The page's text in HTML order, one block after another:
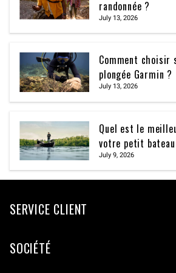
randonnée ?
July 13, 2026
Comment choisir
plongée Garmin ?
July 13, 2026
Quel est le
votre petit
July 9, 2026
SERVICE CLIENT
SOCIÉTÉ